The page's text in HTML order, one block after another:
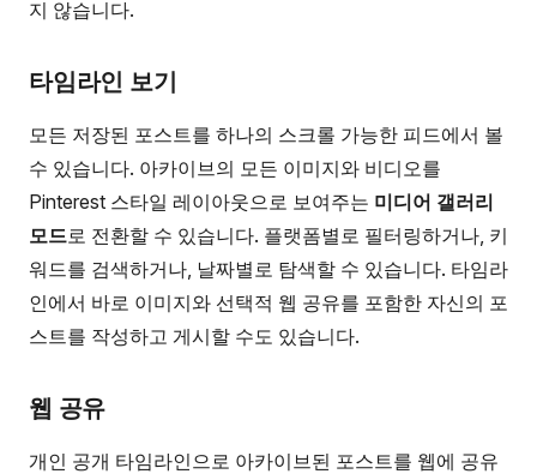
지 않습니다.
타임라인 보기
모든 저장된 포스트를 하나의 스크롤 가능한 피드에서 볼
수 있습니다. 아카이브의 모든 이미지와 비디오를
Pinterest 스타일 레이아웃으로 보여주는 미디어 갤러리
모드로 전환할 수 있습니다. 플랫폼별로 필터링하거나, 키
워드를 검색하거나, 날짜별로 탐색할 수 있습니다. 타임라
인에서 바로 이미지와 선택적 웹 공유를 포함한 자신의 포
스트를 작성하고 게시할 수도 있습니다.
웹 공유
개인 공개 타임라인으로 아카이브된 포스트를 웹에 공유